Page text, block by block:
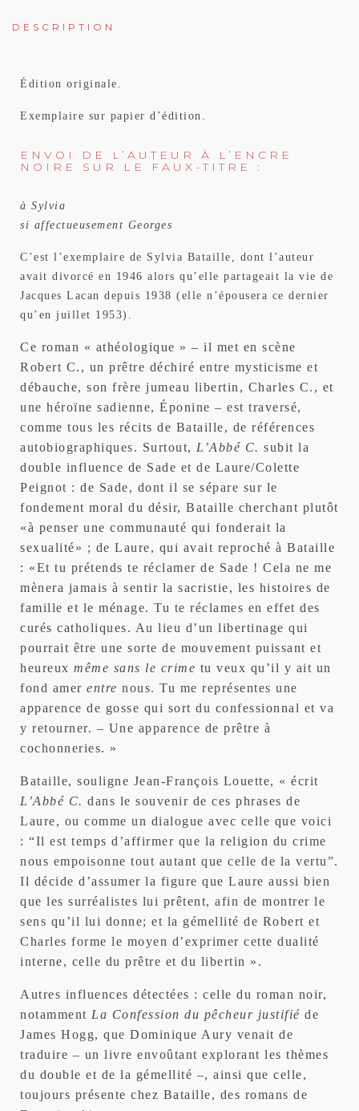
DESCRIPTION
Édition originale.
Exemplaire sur papier d’édition.
ENVOI DE L’AUTEUR À L’ENCRE
NOIRE SUR LE FAUX-TITRE :
à Sylvia
si affectueusement Georges
C’est l’exemplaire de Sylvia Bataille, dont l’auteur
avait divorcé en 1946 alors qu’elle partageait la vie de
Jacques Lacan depuis 1938 (elle n’épousera ce dernier
qu’en juillet 1953).
Ce roman « athéologique » – il met en scène
Robert C., un prêtre déchiré entre mysticisme et
débauche, son frère jumeau libertin, Charles C., et
une héroïne sadienne, Éponine – est traversé,
comme tous les récits de Bataille, de références
autobiographiques. Surtout, L’Abbé C. subit la
double influence de Sade et de Laure/Colette
Peignot : de Sade, dont il se sépare sur le
fondement moral du désir, Bataille cherchant plutôt
«à penser une communauté qui fonderait la
sexualité» ; de Laure, qui avait reproché à Bataille
: «Et tu prétends te réclamer de Sade ! Cela ne me
mènera jamais à sentir la sacristie, les histoires de
famille et le ménage. Tu te réclames en effet des
curés catholiques. Au lieu d’un libertinage qui
pourrait être une sorte de mouvement puissant et
heureux même sans le crime tu veux qu’il y ait un
fond amer entre nous. Tu me représentes une
apparence de gosse qui sort du confessionnal et va
y retourner. – Une apparence de prêtre à
cochonneries. »
Bataille, souligne Jean-François Louette, « écrit
L’Abbé C. dans le souvenir de ces phrases de
Laure, ou comme un dialogue avec celle que voici
: “Il est temps d’affirmer que la religion du crime
nous empoisonne tout autant que celle de la vertu”.
Il décide d’assumer la figure que Laure aussi bien
que les surréalistes lui prêtent, afin de montrer le
sens qu’il lui donne; et la gémellité de Robert et
Charles forme le moyen d’exprimer cette dualité
interne, celle du prêtre et du libertin ».
Autres influences détectées : celle du roman noir,
notamment La Confession du pêcheur justifié de
James Hogg, que Dominique Aury venait de
traduire – un livre envoûtant explorant les thèmes
du double et de la gémellité –, ainsi que celle,
toujours présente chez Bataille, des romans de